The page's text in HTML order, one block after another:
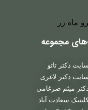
مجموعه
سایت دکتر تاتو
سایت دکتر لاغری
میثم ضرغامی
سعادت آباد